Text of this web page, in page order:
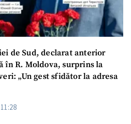
de Sud, declarat anterior
în R. Moldova, surprins la
„Un gest sfidător la adresa